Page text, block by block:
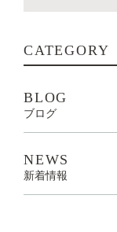
CATEGORY
BLOG
ブログ
NEWS
新着情報